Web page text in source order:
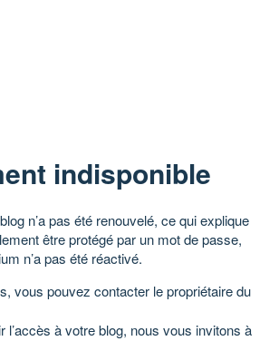
indisponible
n’a pas été renouvelé, ce qui explique
être protégé par un mot de passe,
n’a pas été réactivé.
vous pouvez contacter le propriétaire du
l’accès à votre blog, nous vous invitons à